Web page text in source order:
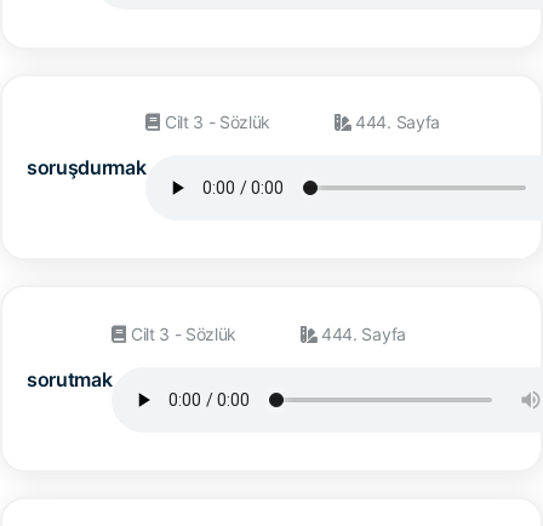
soruşdurmak
Cilt 3 - Sözlük 444. Sayfa
sorutmak
Cilt 3 - Sözlük 444. Sayfa